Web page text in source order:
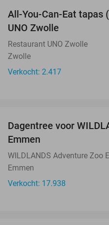
All-You-Can-Eat tapas
UNO Zwolle
Restaurant UNO Zwolle
Zwolle
Verkocht: 2.417
Dagentree voor
Emmen
WILDLANDS Adventure Zoo
Emmen
Verkocht: 17.938